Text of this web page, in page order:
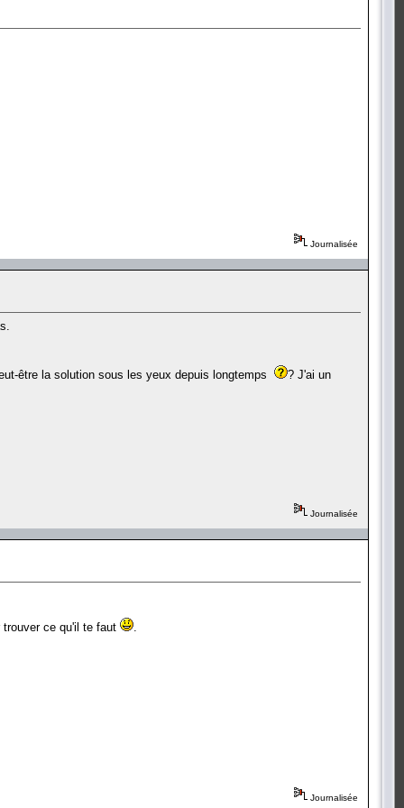
Journalisée
être la solution sous les yeux depuis longtemps
? J'ai un
Journalisée
ce qu'il te faut
Journalisée